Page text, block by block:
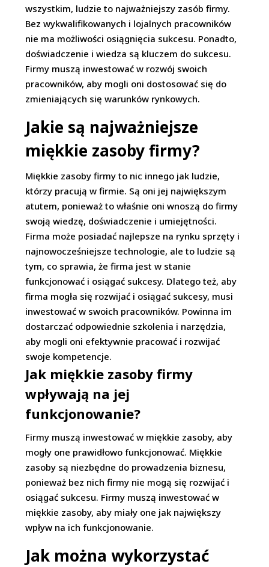
wszystkim, ludzie to najważniejszy zasób firmy.
Bez wykwalifikowanych i lojalnych pracowników
nie ma możliwości osiągnięcia sukcesu. Ponadto,
doświadczenie i wiedza są kluczem do sukcesu.
Firmy muszą inwestować w rozwój swoich
pracowników, aby mogli oni dostosować się do
zmieniających się warunków rynkowych.
Jakie są najważniejsze
miękkie zasoby firmy?
Miękkie zasoby firmy to nic innego jak ludzie,
którzy pracują w firmie. Są oni jej największym
atutem, ponieważ to właśnie oni wnoszą do firmy
swoją wiedzę, doświadczenie i umiejętności.
Firma może posiadać najlepsze na rynku sprzęty i
najnowocześniejsze technologie, ale to ludzie są
tym, co sprawia, że firma jest w stanie
funkcjonować i osiągać sukcesy. Dlatego też, aby
firma mogła się rozwijać i osiągać sukcesy, musi
inwestować w swoich pracowników. Powinna im
dostarczać odpowiednie szkolenia i narzędzia,
aby mogli oni efektywnie pracować i rozwijać
swoje kompetencje.
Jak miękkie zasoby firmy
wpływają na jej
funkcjonowanie?
Firmy muszą inwestować w miękkie zasoby, aby
mogły one prawidłowo funkcjonować. Miękkie
zasoby są niezbędne do prowadzenia biznesu,
ponieważ bez nich firmy nie mogą się rozwijać i
osiągać sukcesu. Firmy muszą inwestować w
miękkie zasoby, aby miały one jak największy
wpływ na ich funkcjonowanie.
Jak można wykorzystać